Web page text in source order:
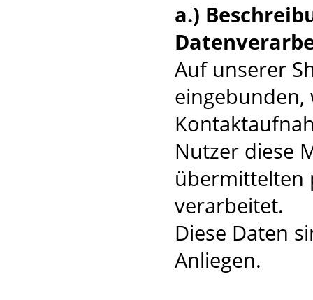
a.)
Auf unserer
eingebunden,
Nutzer diese
übermittelten
verarbeitet.
Diese Daten
Anliegen.